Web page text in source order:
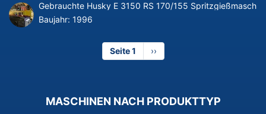
Gebrauchte Husky E 3150 RS 170/155
Baujahr: 1996
Seite 1
Nächste
Seite
››
MASCHINEN NACH PRODUKTTYP